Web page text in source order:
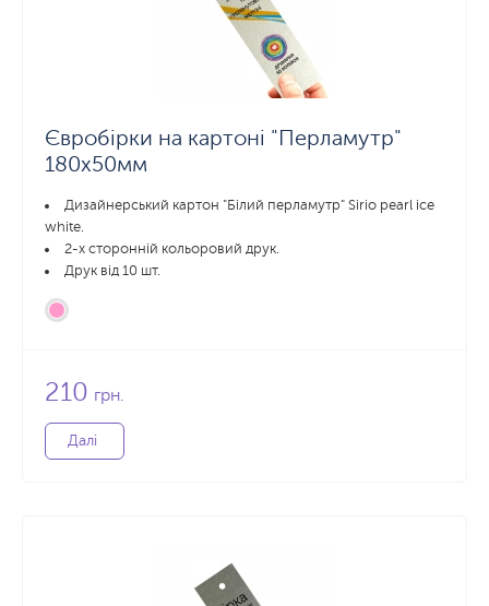
Євробірки на картоні "Перламутр"
180x50мм
Дизайнерський картон "Білий перламутр" Sirio pearl ice
white.
2-х сторонній кольоровий друк.
Друк від 10 шт.
210 грн.
Далі